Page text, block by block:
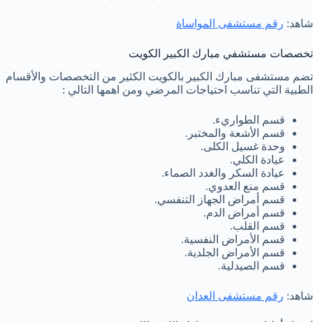
شاهد: رقم مستشفى المواساة
تخصصات مستشفي مبارك الكبير الكويت
تضم مستشفى مبارك الكبير بالكويت الكثير من التخصصات والأقسام
الطبية التي تناسب احتياجات المرضي ومن اهمها التالي :
قسم الطواريء.
قسم الأشعة والمختبر.
وحدة غسيل الكلى.
عيادة الكلي.
عيادة السكر والغدد الصماء.
قسم منع العدوي.
قسم أمراض الجهاز التنفسي.
قسم أمراض الدم.
قسم القلب.
قسم الأمراض النفسية.
قسم الأمراض الجلدية.
قسم الصيدلية.
شاهد: رقم مستشفى العدان